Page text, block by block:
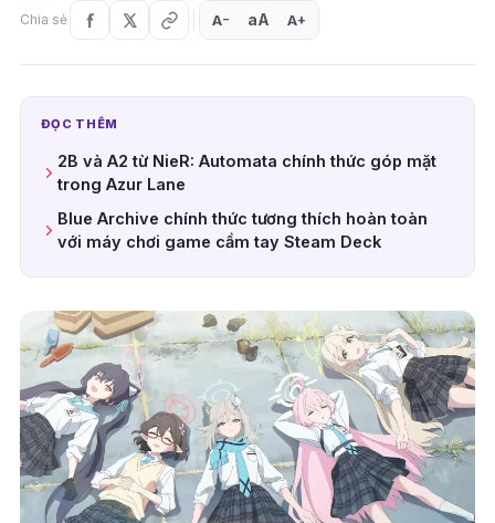
Chia sẻ
A− aA A+
ĐỌC THÊM
2B và A2 từ NieR: Automata chính thức góp mặt
trong Azur Lane
Blue Archive chính thức tương thích hoàn toàn
với máy chơi game cầm tay Steam Deck